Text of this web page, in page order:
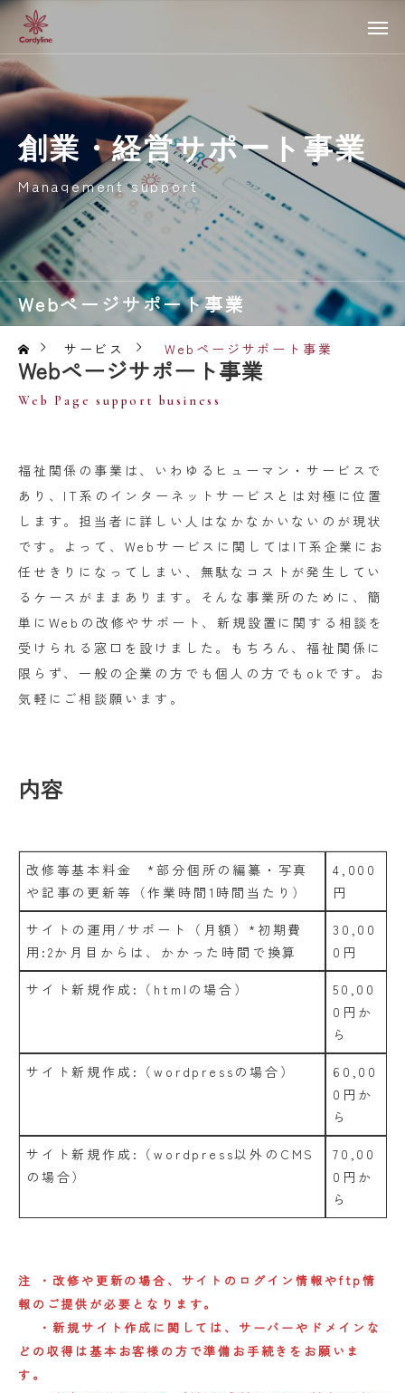
Webページサポート事業
創業・経営サポート事業
Management support
サービス Webページサポート事業
Webページサポート事業
Web Page support business
福祉関係の事業は、いわゆるヒューマン・サービスで
あり、IT系のインターネットサービスとは対極に位置
します。担当者に詳しい人はなかなかいないのが現状
です。よって、Webサービスに関してはIT系企業にお
任せきりになってしまい、無駄なコストが発生してい
るケースがままあります。そんな事業所のために、簡
単にWebの改修やサポート、新規設置に関する相談を
受けられる窓口を設けました。もちろん、福祉関係に
限らず、一般の企業の方でも個人の方でもokです。お
気軽にご相談願います。
内容
改修等基本料金 *部分個所の編纂・写真
や記事の更新等（作業時間1時間当たり）
4,000
円
サイトの運用/サポート（月額）*初期費
用:2か月目からは、かかった時間で換算
30,00
0円
サイト新規作成:（htmlの場合）
50,00
0円か
ら
サイト新規作成:（wordpressの場合）
60,00
0円か
ら
サイト新規作成:（wordpress以外のCMS
の場合）
70,00
0円か
ら
注 ・改修や更新の場合、サイトのログイン情報やftp情
報のご提供が必要となります。
・新規サイト作成に関しては、サーバーやドメインな
どの収得は基本お客様の方で準備お手続きをお願いま
す。